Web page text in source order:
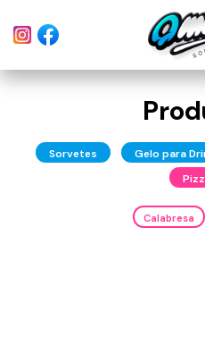
Sorvetes Gelo para
Calabresa